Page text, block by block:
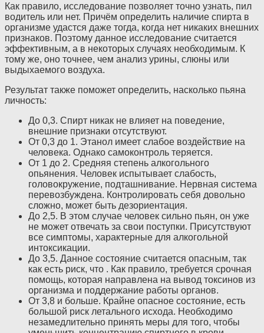
Как правило, исследование позволяет точно узнать, пил
водитель или нет. Причём определить наличие спирта в
организме удастся даже тогда, когда нет никаких внешних
признаков. Поэтому данное исследование считается
эффективным, а в некоторых случаях необходимым. К
тому же, оно точнее, чем анализ урины, слюны или
выдыхаемого воздуха.
Результат также поможет определить, насколько пьяна
личность:
До 0,3. Спирт никак не влияет на поведение,
внешние признаки отсутствуют.
От 0,3 до 1. Этанол имеет слабое воздействие на
человека. Однако самоконтроль теряется.
От 1 до 2. Средняя степень алкогольного
опьянения. Человек испытывает слабость,
головокружение, подташнивание. Нервная система
перевозбуждена. Контролировать себя довольно
сложно, может быть дезориентация.
До 2,5. В этом случае человек сильно пьян, он уже
не может отвечать за свои поступки. Присутствуют
все симптомы, характерные для алкогольной
интоксикации.
До 3,5. Данное состояние считается опасным, так
как есть риск, что . Как правило, требуется срочная
помощь, которая направлена на вывод токсинов из
организма и поддержание работы органов.
От 3,8 и больше. Крайне опасное состояние, есть
большой риск летального исхода. Необходимо
незамедлительно принять меры для того, чтобы